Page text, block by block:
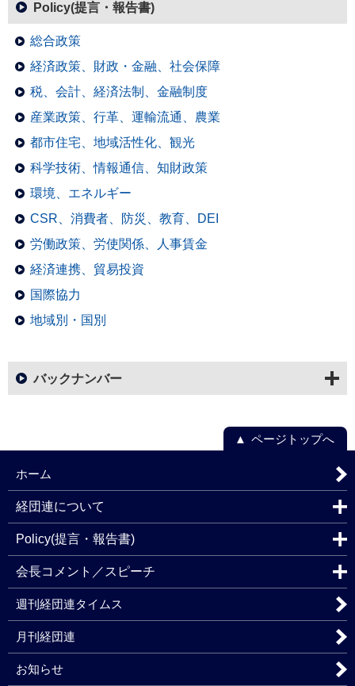
Policy(提言・報告書)
総合政策
経済政策、財政・金融、社会保障
税、会計、経済法制、金融制度
産業政策、行革、運輸流通、農業
都市住宅、地域活性化、観光
科学技術、情報通信、知財政策
環境、エネルギー
CSR、消費者、防災、教育、DEI
労働政策、労使関係、人事賃金
経済連携、貿易投資
国際協力
地域別・国別
バックナンバー
ページトップへ
ホーム
経団連について
Policy(提言・報告書)
会長コメント／スピーチ
週刊経団連タイムス
月刊経団連
お知らせ